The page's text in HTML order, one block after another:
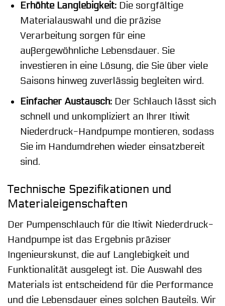
Erhöhte Langlebigkeit:Die sorgfältige
Materialauswahl und die präzise
Verarbeitung sorgen für eine
außergewöhnliche Lebensdauer. Sie
investieren in eine Lösung, die Sie über viele
Saisons hinweg zuverlässig begleiten wird.
Einfacher Austausch:Der Schlauch lässt sich
schnell und unkompliziert an Ihrer Itiwit
Niederdruck-Handpumpe montieren, sodass
Sie im Handumdrehen wieder einsatzbereit
sind.
Technische Spezifikationen und
Materialeigenschaften
Der Pumpenschlauch für die Itiwit Niederdruck-
Handpumpe ist das Ergebnis präziser
Ingenieurskunst, die auf Langlebigkeit und
Funktionalität ausgelegt ist. Die Auswahl des
Materials ist entscheidend für die Performance
und die Lebensdauer eines solchen Bauteils. Wir